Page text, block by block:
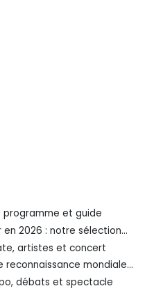
programme et guide
en 2026 : notre sélection
artistes et concert
reconnaissance mondiale
débats et spectacle